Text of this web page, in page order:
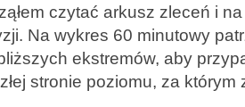
czytać arkusz zleceń i
Na wykres 60 minutowy
ekstremów, aby
stronie poziomu, za którym